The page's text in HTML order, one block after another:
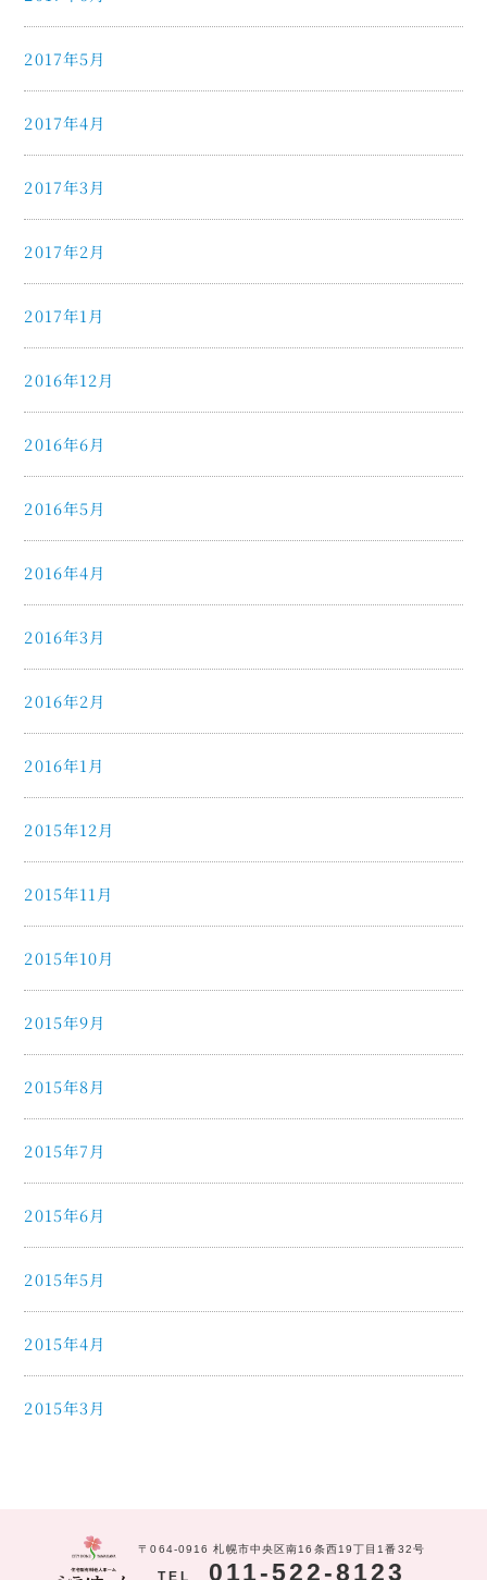
2017年5月
2017年4月
2017年3月
2017年2月
2017年1月
2016年12月
2016年6月
2016年5月
2016年4月
2016年3月
2016年2月
2016年1月
2015年12月
2015年11月
2015年10月
2015年9月
2015年8月
2015年7月
2015年6月
2015年5月
2015年4月
2015年3月
〒064-0916 札幌市中央区南16条西19丁目1番32号
TEL 011-522-8123